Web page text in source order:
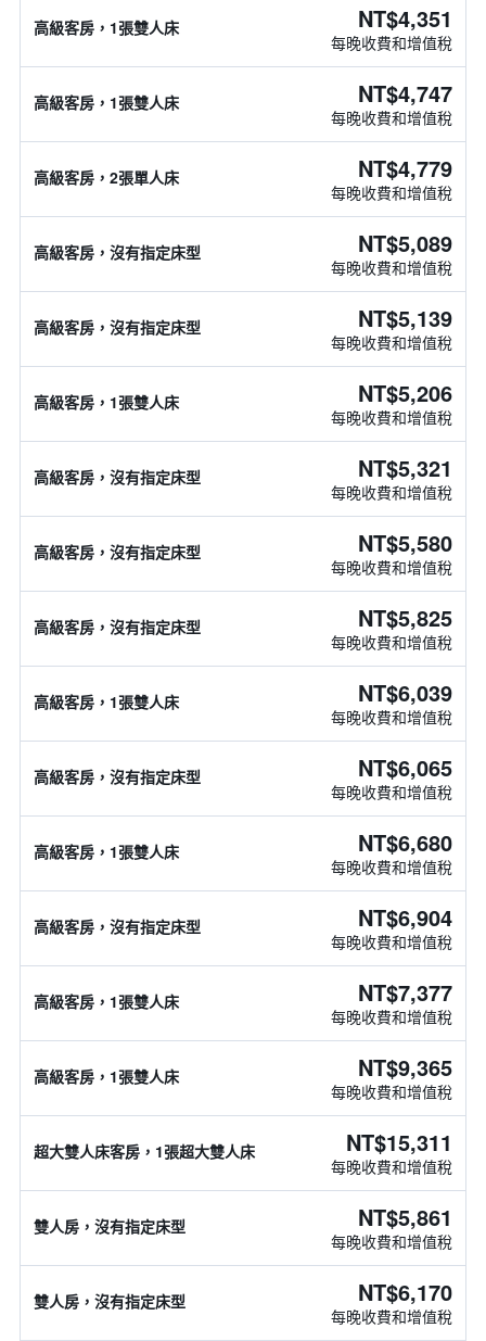
高級客房，1張雙人床 NT$4,351
每晚收費和增值稅
高級客房，1張雙人床 NT$4,747
每晚收費和增值稅
高級客房，2張單人床 NT$4,779
每晚收費和增值稅
高級客房，沒有指定床型 NT$5,089
每晚收費和增值稅
高級客房，沒有指定床型 NT$5,139
每晚收費和增值稅
高級客房，1張雙人床 NT$5,206
每晚收費和增值稅
高級客房，沒有指定床型 NT$5,321
每晚收費和增值稅
高級客房，沒有指定床型 NT$5,580
每晚收費和增值稅
高級客房，沒有指定床型 NT$5,825
每晚收費和增值稅
高級客房，1張雙人床 NT$6,039
每晚收費和增值稅
高級客房，沒有指定床型 NT$6,065
每晚收費和增值稅
高級客房，1張雙人床 NT$6,680
每晚收費和增值稅
高級客房，沒有指定床型 NT$6,904
每晚收費和增值稅
高級客房，1張雙人床 NT$7,377
每晚收費和增值稅
高級客房，1張雙人床 NT$9,365
每晚收費和增值稅
超大雙人床客房，1張超大雙人床 NT$15,311
每晚收費和增值稅
雙人房，沒有指定床型 NT$5,861
每晚收費和增值稅
雙人房，沒有指定床型 NT$6,170
每晚收費和增值稅